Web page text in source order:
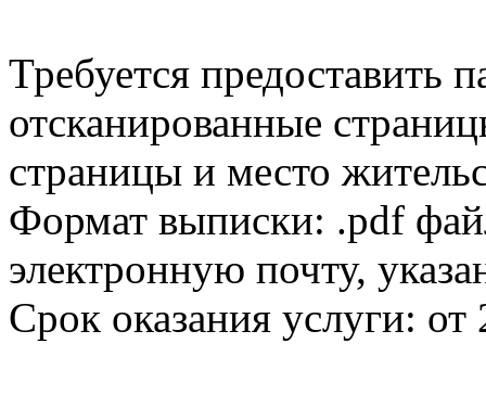
Требуется предоставить
отсканированные
страницы и место
Формат выписки: .pdf
электронную почту,
Срок оказания услуги: от